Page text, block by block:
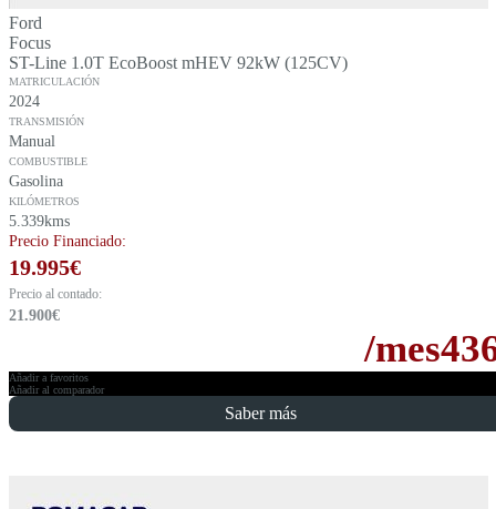
Ford
Focus
ST-Line 1.0T EcoBoost mHEV 92kW (125CV)
MATRICULACIÓN
2024
TRANSMISIÓN
Manual
COMBUSTIBLE
Gasolina
KILÓMETROS
5.339kms
Precio Financiado:
19.995€
Precio al contado:
21.900€
/mes
Añadir a favoritos
Añadir al comparador
Saber más